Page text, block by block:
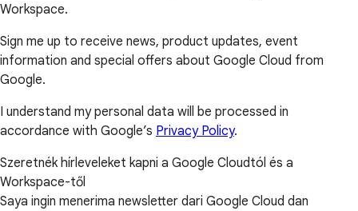
Workspace.
Sign me up to receive news, product updates, event
information and special offers about Google Cloud from
Google.
I understand my personal data will be processed in
accordance with Google’s Privacy Policy.
Szeretnék hírleveleket kapni a Google Cloudtól és a
Workspace-től
Saya ingin menerima newsletter dari Google Cloud dan